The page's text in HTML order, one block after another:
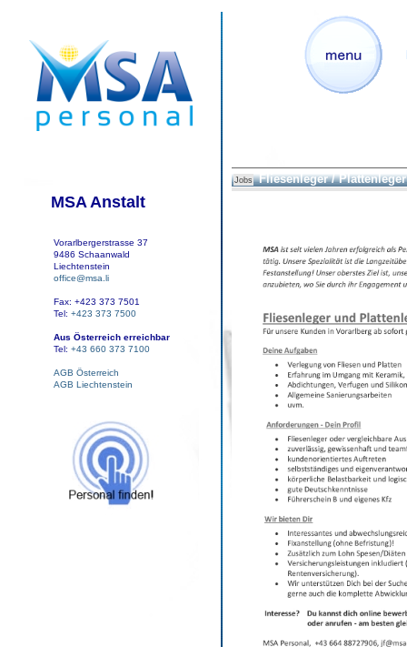
MSA Anstalt
Vorarlbergerstrasse 37
9486 Schaanwald
Liechtenstein
office@msa.li
Fax: +423 373 7501
Tel: +423 373 7500
Aus Österreich erreichbar
Tel: +43 660 373 7100
AGB Österreich
AGB Liechtenstein
Jobs Fliesenleger / Plattenleger